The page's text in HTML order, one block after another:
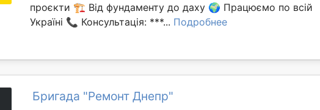
проєкти 🏗️ Від фундаменту до даху 🌍 Працюємо по всій
Україні 📞 Консультація: ***... Подробнее
Бригада "Ремонт Днепр"